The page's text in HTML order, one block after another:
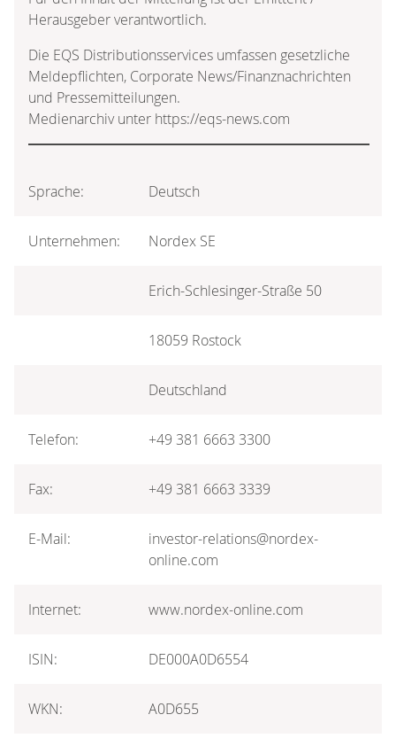
Herausgeber verantwortlich.
Die EQS Distributionsservices umfassen gesetzliche
Meldepflichten, Corporate News/Finanznachrichten
und Pressemitteilungen.
Medienarchiv unter https://eqs-news.com
Sprache: Deutsch
Unternehmen: Nordex SE
Erich-Schlesinger-Straße 50
18059 Rostock
Deutschland
Telefon: +49 381 6663 3300
Fax: +49 381 6663 3339
E-Mail:
investor-relations@nordex-
online.com
Internet: www.nordex-online.com
ISIN: DE000A0D6554
WKN: A0D655